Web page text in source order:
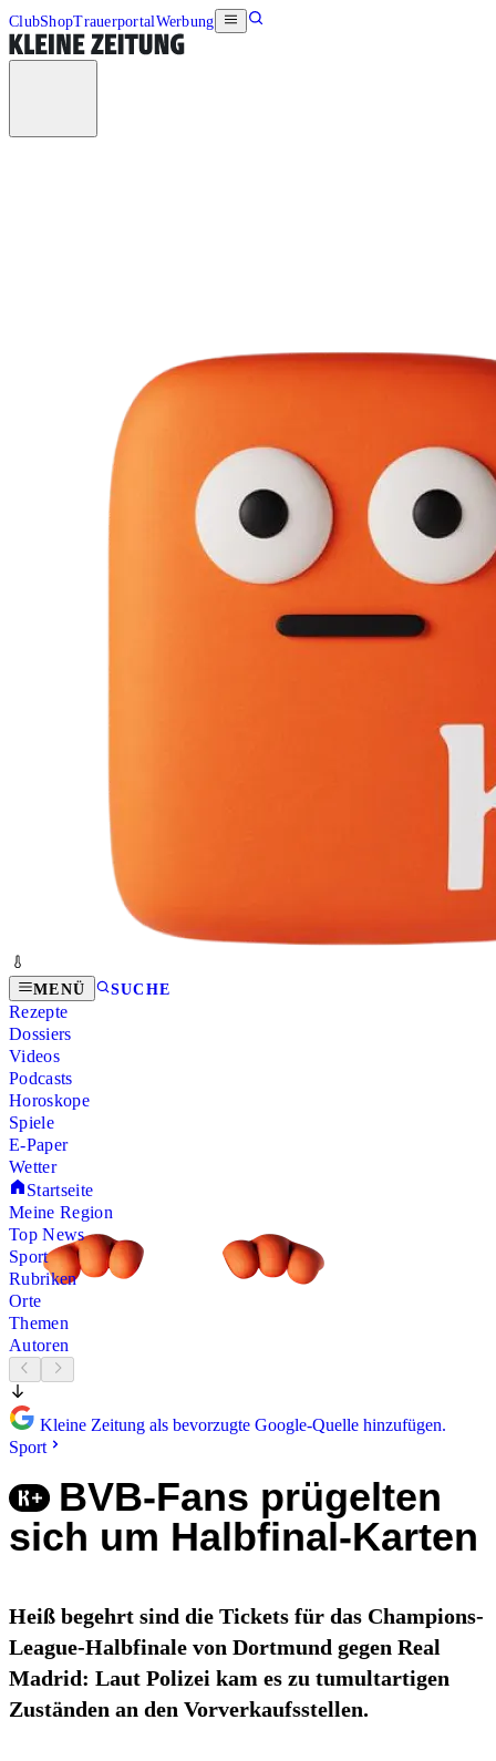
ClubShopTrauerportalWerbung
MENÜ SUCHE
Rezepte
Dossiers
Videos
Podcasts
Horoskope
Spiele
E-Paper
Wetter
Startseite
Meine Region
Top News
Sport
Rubriken
Orte
Themen
Autoren
Kleine Zeitung als bevorzugte Google-Quelle hinzufügen.
Sport
BVB-Fans prügelten
sich um Halbfinal-Karten
Heiß begehrt sind die Tickets für das Champions-
League-Halbfinale von Dortmund gegen Real
Madrid: Laut Polizei kam es zu tumultartigen
Zuständen an den Vorverkaufsstellen.